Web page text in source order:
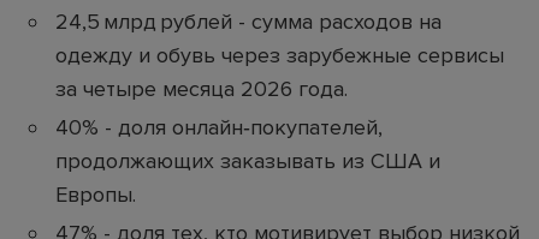
24,5 млрд рублей - сумма расходов на
одежду и обувь через зарубежные сервисы
за четыре месяца 2026 года.
40% - доля онлайн‑покупателей,
продолжающих заказывать из США и
Европы.
47% - доля тех, кто мотивирует выбор низкой